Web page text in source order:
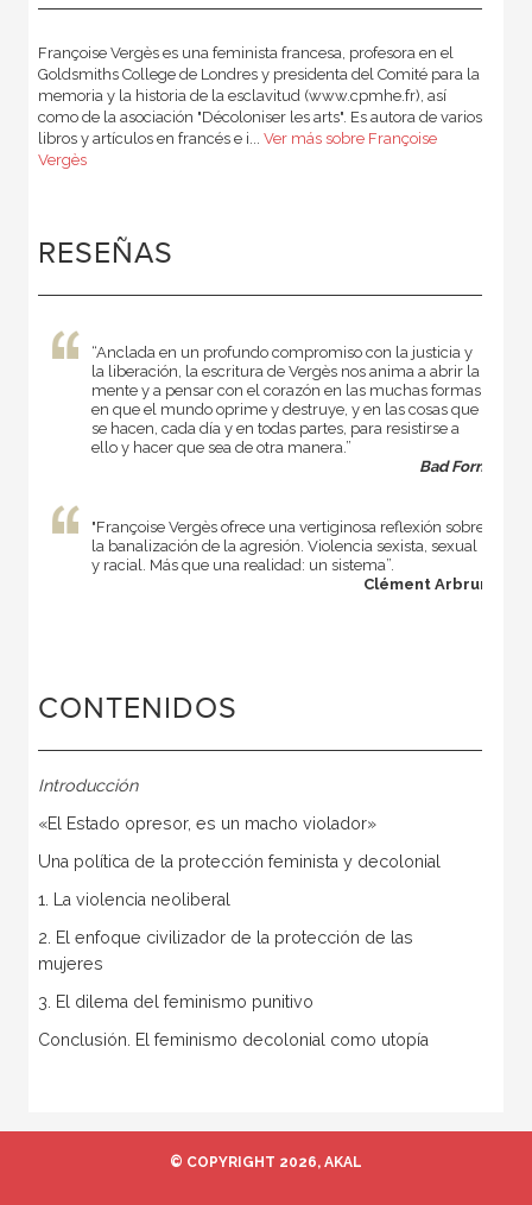
Françoise Vergès es una feminista francesa, profesora en el
Goldsmiths College de Londres y presidenta del Comité para la
memoria y la historia de la esclavitud (www.cpmhe.fr), así
como de la asociación "Décoloniser les arts". Es autora de varios
libros y artículos en francés e i... Ver más sobre Françoise
Vergès
RESEÑAS
“Anclada en un profundo compromiso con la justicia y
la liberación, la escritura de Vergès nos anima a abrir la
mente y a pensar con el corazón en las muchas formas
en que el mundo oprime y destruye, y en las cosas que
se hacen, cada día y en todas partes, para resistirse a
ello y hacer que sea de otra manera.”
Bad Form
"Françoise Vergès ofrece una vertiginosa reflexión sobre
la banalización de la agresión. Violencia sexista, sexual
y racial. Más que una realidad: un sistema”.
Clément Arbrun
CONTENIDOS
Introducción
«El Estado opresor, es un macho violador»
Una política de la protección feminista y decolonial
1. La violencia neoliberal
2. El enfoque civilizador de la protección de las
mujeres
3. El dilema del feminismo punitivo
Conclusión. El feminismo decolonial como utopía
© COPYRIGHT 2026, AKAL